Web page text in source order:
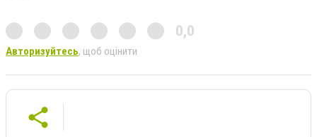
0,0
Авторизуйтесь, щоб оцінити